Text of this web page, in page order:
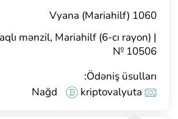
mənzil, Mariahilf (6-cı rayon) |
№ 10506
1060 Vyana (Mariahilf)
Ödəniş üsulları:
Nağd
kriptovalyuta